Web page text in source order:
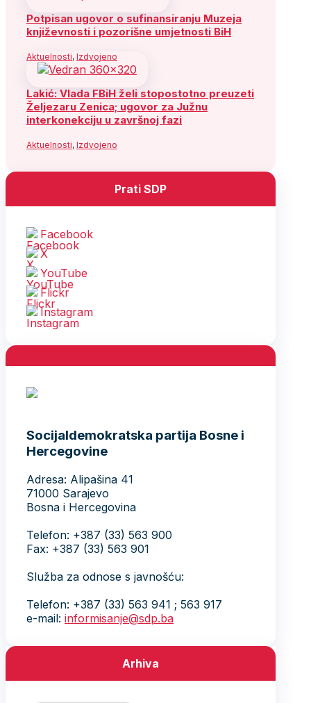
Potpisan ugovor o sufinansiranju Muzeja
književnosti i pozorišne umjetnosti BiH
Aktuelnosti, Izdvojeno
Lakić: Vlada FBiH želi stopostotno preuzeti
Željezaru Zenica; ugovor za Južnu
interkonekciju u završnoj fazi
Aktuelnosti, Izdvojeno
Prati SDP
Facebook
X
YouTube
Flickr
Instagram
Socijaldemokratska partija Bosne i
Hercegovine
Adresa: Alipašina 41
71000 Sarajevo
Bosna i Hercegovina
Telefon: +387 (33) 563 900
Fax: +387 (33) 563 901
Služba za odnose s javnošću:
Telefon: +387 (33) 563 941 ; 563 917
e-mail: informisanje@sdp.ba
Arhiva